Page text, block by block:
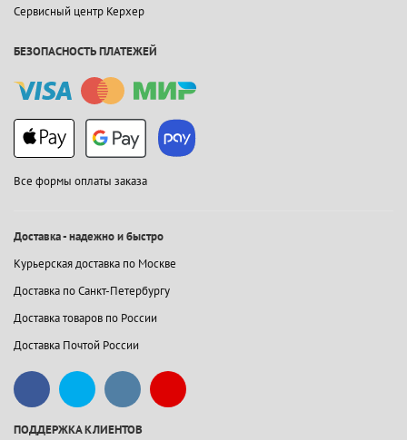
Сервисный центр Керхер
БЕЗОПАСНОСТЬ ПЛАТЕЖЕЙ
Все формы оплаты заказа
Доставка - надежно и быстро
Курьерская доставка по Москве
Доставка по Санкт-Петербургу
Доставка товаров по России
Доставка Почтой России
ПОДДЕРЖКА КЛИЕНТОВ